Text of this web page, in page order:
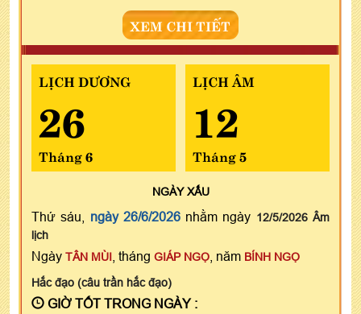
XEM CHI TIẾT
LỊCH DƯƠNG
26
Tháng 6
LỊCH ÂM
12
Tháng 5
NGÀYXẤU
Thứ sáu, ngày 26/6/2026nhằm ngày 12/5/2026 Âm
lịch
Ngày TÂN MÙI , tháng GIÁP NGỌ , năm BÍNH NGỌ
Hắc đạo (câu trần hắc đạo)
GIỜ TỐT TRONG NGÀY :